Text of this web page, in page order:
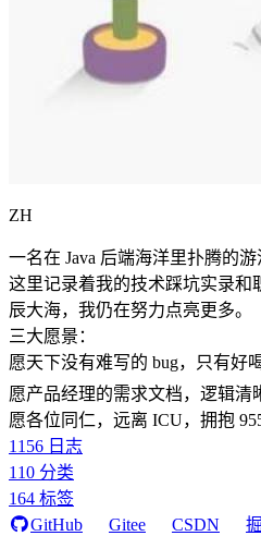
ZH
一名在 Java 后端海洋里扑腾的游
这里记录着我的技术踩坑实录和
辰大海，我仍在努力点亮更多。
三大愿景：
愿天下没有难写的 bug，只有好
愿产品经理的需求文档，逻辑清
愿各位同仁，远离 ICU，拥抱
1156 日志
110 分类
164 标签
GitHub
Gitee CSDN